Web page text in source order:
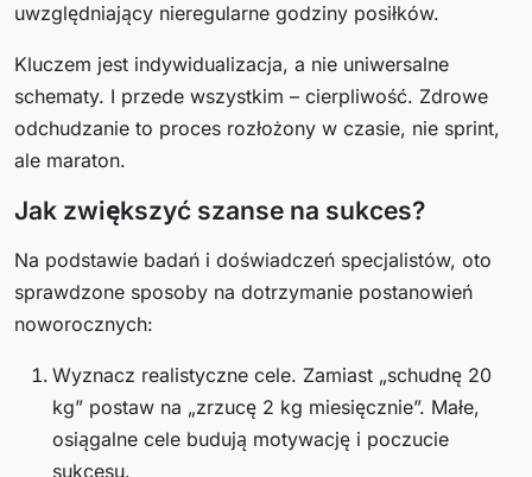
uwzględniający nieregularne godziny posiłków.
Kluczem jest indywidualizacja, a nie uniwersalne
schematy. I przede wszystkim – cierpliwość. Zdrowe
odchudzanie to proces rozłożony w czasie, nie sprint,
ale maraton.
Jak zwiększyć szanse na sukces?
Na podstawie badań i doświadczeń specjalistów, oto
sprawdzone sposoby na dotrzymanie postanowień
noworocznych:
Wyznacz realistyczne cele. Zamiast „schudnę 20
kg” postaw na „zrzucę 2 kg miesięcznie”. Małe,
osiągalne cele budują motywację i poczucie
sukcesu.